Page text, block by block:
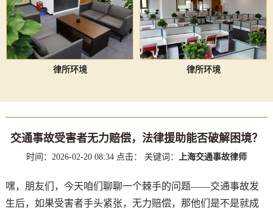
律所环境 律所环境
交通事故受害者无力赔偿，法律援助能否破解困境？
时间：2026-02-20 08:34 点击： 关键词： 上海交通事故律师
嘿，朋友们，今天咱们聊聊一个棘手的问题——交通事故发
生后，如果受害者手头紧张，无力赔偿，那他们是不是就成